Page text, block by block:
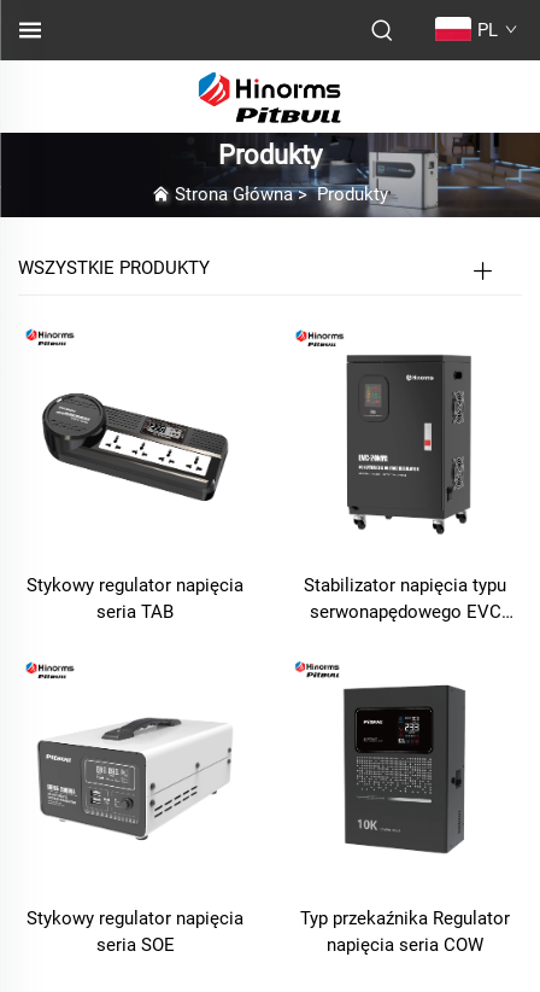
PL
Produkty
Strona Główna>Produkty
WSZYSTKIE PRODUKTY
Stykowy regulator napięcia
seria TAB
Stabilizator napięcia typu
serwonapędowego EVC
Stykowy regulator napięcia
seria SOE
Typ przekaźnika Regulator
napięcia seria COW